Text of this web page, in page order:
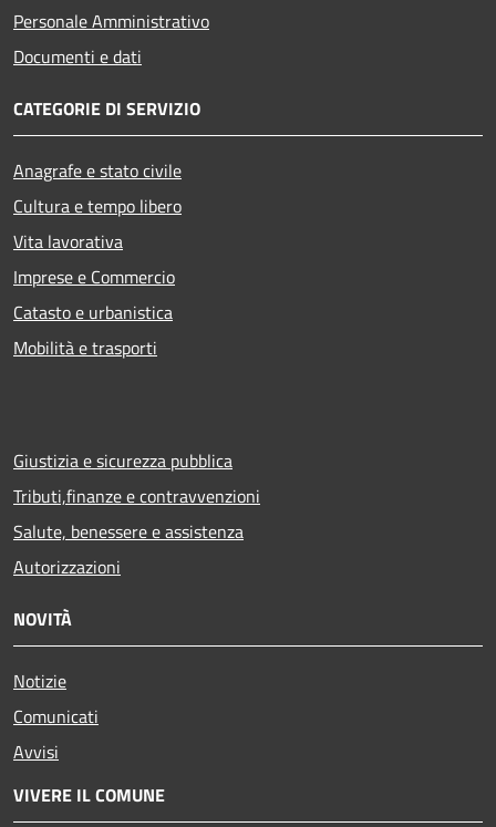
Personale Amministrativo
Documenti e dati
CATEGORIE DI SERVIZIO
Anagrafe e stato civile
Cultura e tempo libero
Vita lavorativa
Imprese e Commercio
Catasto e urbanistica
Mobilità e trasporti
Giustizia e sicurezza pubblica
Tributi,finanze e contravvenzioni
Salute, benessere e assistenza
Autorizzazioni
NOVITÀ
Notizie
Comunicati
Avvisi
VIVERE IL COMUNE